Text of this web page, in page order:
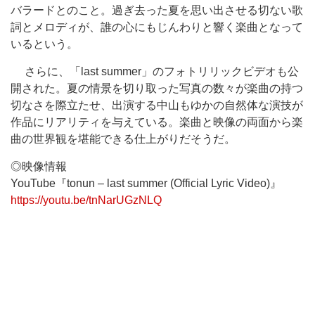
バラードとのこと。過ぎ去った夏を思い出させる切ない歌
詞とメロディが、誰の心にもじんわりと響く楽曲となって
いるという。
さらに、「last summer」のフォトリリックビデオも公
開された。夏の情景を切り取った写真の数々が楽曲の持つ
切なさを際立たせ、出演する中山もゆかの自然体な演技が
作品にリアリティを与えている。楽曲と映像の両面から楽
曲の世界観を堪能できる仕上がりだそうだ。
◎映像情報
YouTube『tonun – last summer (Official Lyric Video)』
https://youtu.be/tnNarUGzNLQ